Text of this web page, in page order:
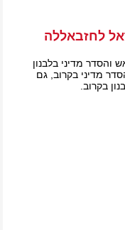
והסדר מדיני בלבנון
מדיני בקרוב, גם
בקרוב.